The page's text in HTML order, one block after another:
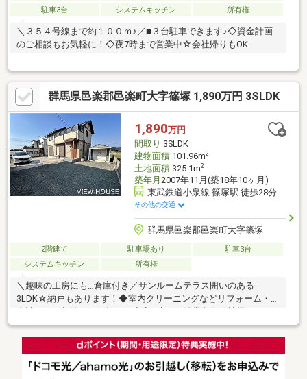
駐車3台
システムキッチン 所有権
＼３５４号線まで約１００ｍ♪／■３台駐車できます♪◇資金計画
のご相談もお気軽に！◇夜7時まで営業中☆会社帰りもOK
群馬県邑楽郡邑楽町大字篠塚 1,890万円 3SLDK
1,890万円
間取り 3SLDK
建物面積101.96m2
土地面積325.1m2
築年月 2007年11月(築18年10ヶ月)
東武鉄道小泉線 篠塚駅 徒歩28分
その他の交通
群馬県邑楽郡邑楽町大字篠塚
2階建て 駐車場あり
駐車3台
システムキッチン
所有権
＼趣味の工房にも…倉庫付き／サンルームテラス囲いのある
3LDK☆納戸もあります！◆室内クリーニングなどリフォーム・資